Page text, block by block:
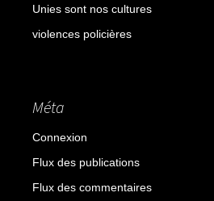
Unies sont nos cultures
violences policières
Méta
Connexion
Flux des publications
Flux des commentaires